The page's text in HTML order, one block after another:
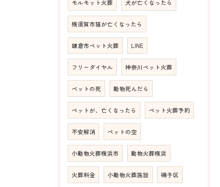
モルモット火葬 犬が亡くなったら
横須賀市猫が亡くなったら
鎌倉市ペット火葬 LINE
フリーダイヤル 神奈川ペット火葬
ペットの死 動物死んだら
ペットが、亡くなったら ペット火葬予約
不安解消 ペットの空
小動物火葬横浜市 動物火葬横浜
火葬料金 小動物火葬施設 磯子区